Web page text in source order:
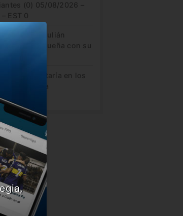
(0) 05/08/2026 –
EST 0
Yamal a Julián
Barcelona sueña con su
debutaría en los
Argentina